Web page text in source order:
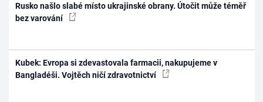
Rusko našlo slabé místo ukrajinské obrany. Útočit může téměř
bez varování
Kubek: Evropa si zdevastovala farmacii, nakupujeme v
Bangladéši. Vojtěch ničí zdravotnictví